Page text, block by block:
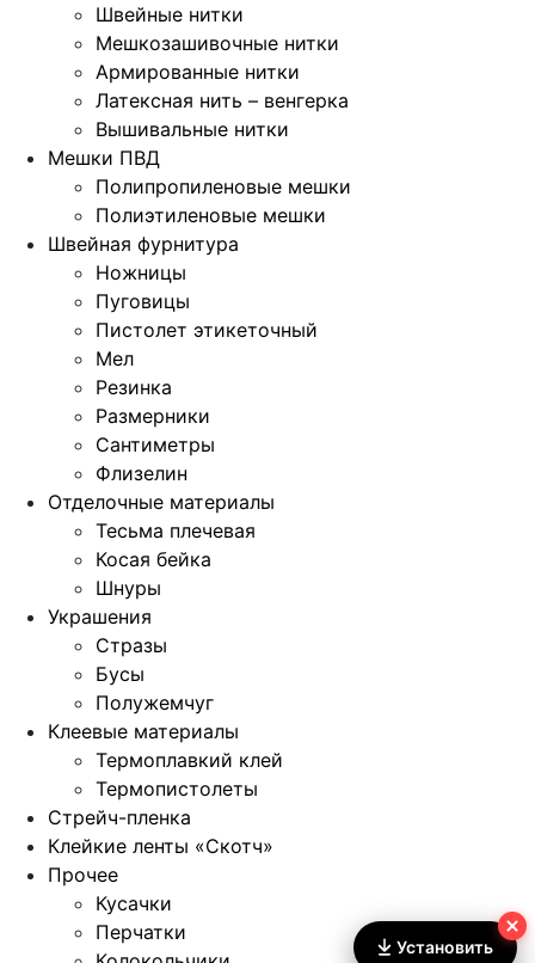
Швейные нитки
Мешкозашивочные нитки
Армированные нитки
Латексная нить – венгерка
Вышивальные нитки
Мешки ПВД
Полипропиленовые мешки
Полиэтиленовые мешки
Швейная фурнитура
Ножницы
Пуговицы
Пистолет этикеточный
Мел
Резинка
Размерники
Сантиметры
Флизелин
Отделочные материалы
Тесьма плечевая
Косая бейка
Шнуры
Украшения
Стразы
Бусы
Полужемчуг
Клеевые материалы
Термоплавкий клей
Термопистолеты
Стрейч-пленка
Клейкие ленты «Скотч»
Прочее
Кусачки
Перчатки
Установить